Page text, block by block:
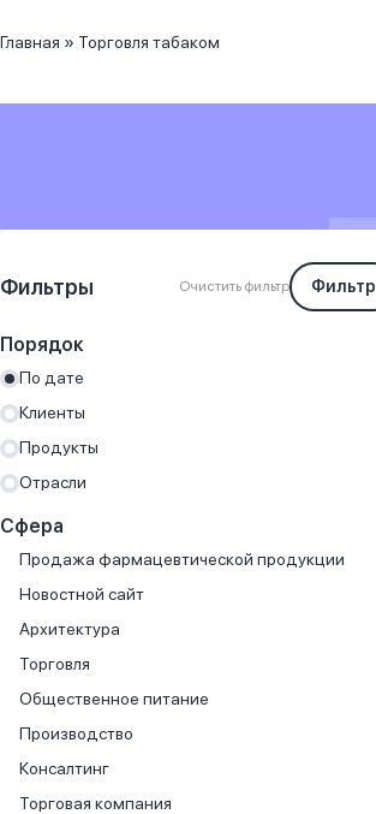
Главная » Торговля табаком
Фильтры Очистить фильтр Фильтр
Порядок
По дате
Клиенты
Продукты
Отрасли
Сфера
Продажа фармацевтической продукции
Новостной сайт
Архитектура
Торговля
Общественное питание
Производство
Консалтинг
Торговая компания